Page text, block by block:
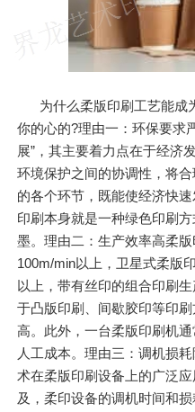
为什么柔版印刷工艺能成
你的心的?理由一：环保要求
展”，其主要着力点在于经济
环境保护之间的协调性，将
的各个环节，既能使经济快
印刷本身就是一种绿色印刷
墨。理由二：生产效率高柔
100m/min以上，卫星式柔版
以上，带有丝印的组合印刷
于凸版印刷、间歇胶印等印
高。此外，一台柔版印刷机
人工成本。理由三：调机损
术在柔版印刷设备上的广泛
及，柔印设备的调机时间和